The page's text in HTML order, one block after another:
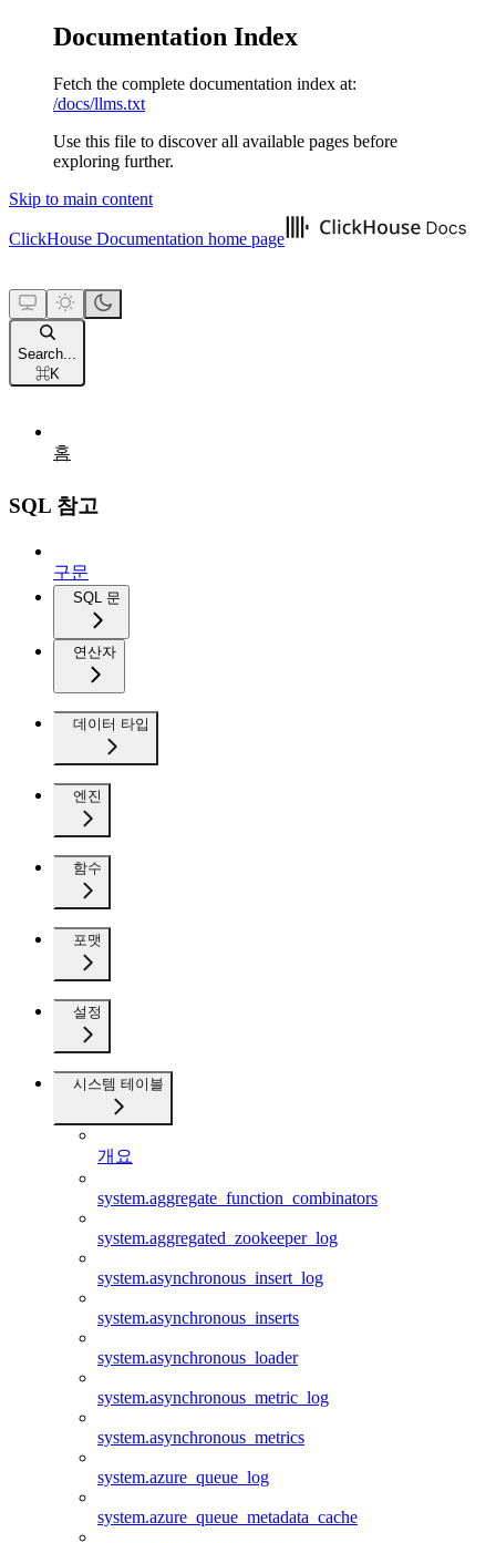
Documentation Index
Fetch the complete documentation index at:
/docs/llms.txt
Use this file to discover all available pages before
exploring further.
Skip to main content
ClickHouse Documentation home page
Search...
⌘K
홈
SQL 참고
구문
SQL 문
연산자
데이터 타입
엔진
함수
포맷
설정
시스템 테이블
개요
system.aggregate_function_combinators
system.aggregated_zookeeper_log
system.asynchronous_insert_log
system.asynchronous_inserts
system.asynchronous_loader
system.asynchronous_metric_log
system.asynchronous_metrics
system.azure_queue_log
system.azure_queue_metadata_cache